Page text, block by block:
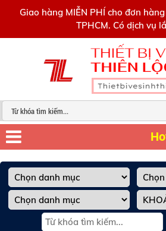
Giao hàng MIỄN PHÍ cho đơn
TPHCM. Có dịch vụ
0909445903